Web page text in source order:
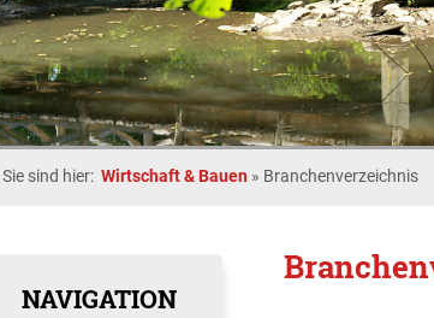
Sie sind hier: Wirtschaft & Bauen » Branchenverzeichnis
NAVIGATION